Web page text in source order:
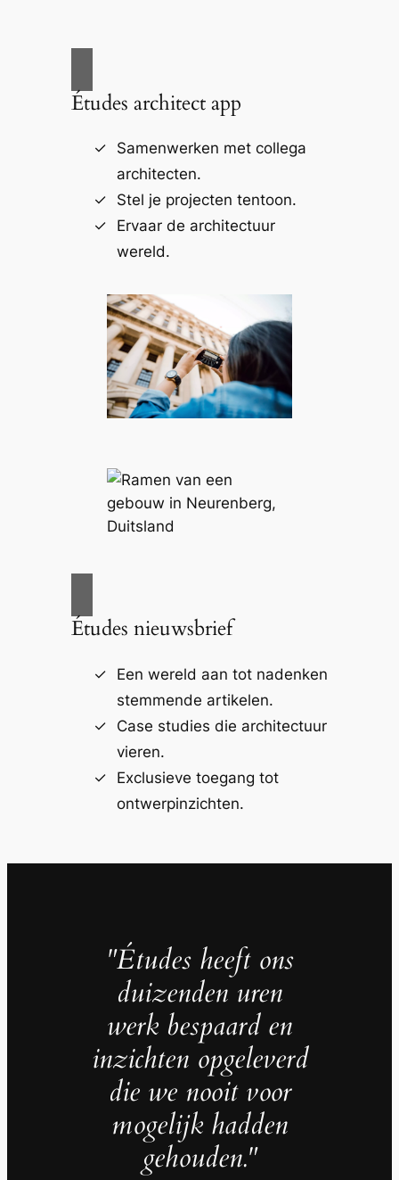
Études architect app
Samenwerken met collega
architecten.
Stel je projecten tentoon.
Ervaar de architectuur
wereld.
Études nieuwsbrief
Een wereld aan tot nadenken
stemmende artikelen.
Case studies die architectuur
vieren.
Exclusieve toegang tot
ontwerpinzichten.
"Études heeft ons
duizenden uren
werk bespaard en
inzichten opgeleverd
die we nooit voor
mogelijk hadden
gehouden."